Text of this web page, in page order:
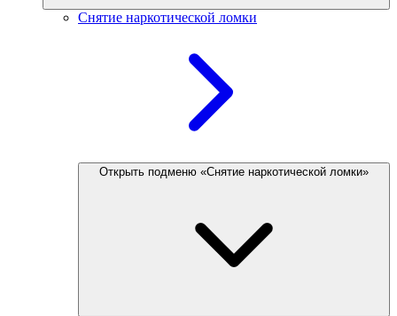
Снятие наркотической ломки
Открыть подменю «Снятие наркотической ломки»